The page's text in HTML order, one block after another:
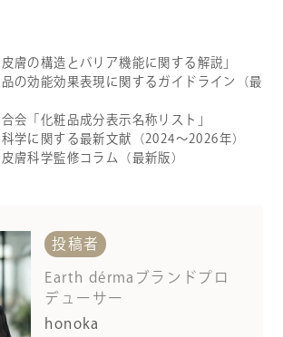
膚の構造とバリア機能に関する解説」
の効能効果表現に関するガイドライン（最
会「化粧品成分表示名称リスト」
学に関する最新文献（2024～2026年）
膚科学監修コラム（最新版）
投稿者
Earth dérmaブランドプロ
デューサー
honoka